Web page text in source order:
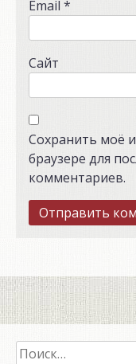
Email *
Сайт
Сохранить моё
браузере для
комментариев.
Найти: